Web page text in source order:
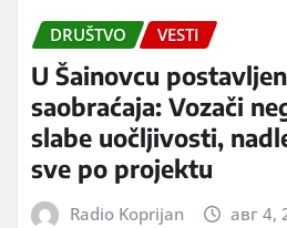
DRUŠTVO VESTI
U Šainovcu
saobraćaja: Vozači
slabe uočljivosti,
sve po projektu
Radio Koprijan авг 4,